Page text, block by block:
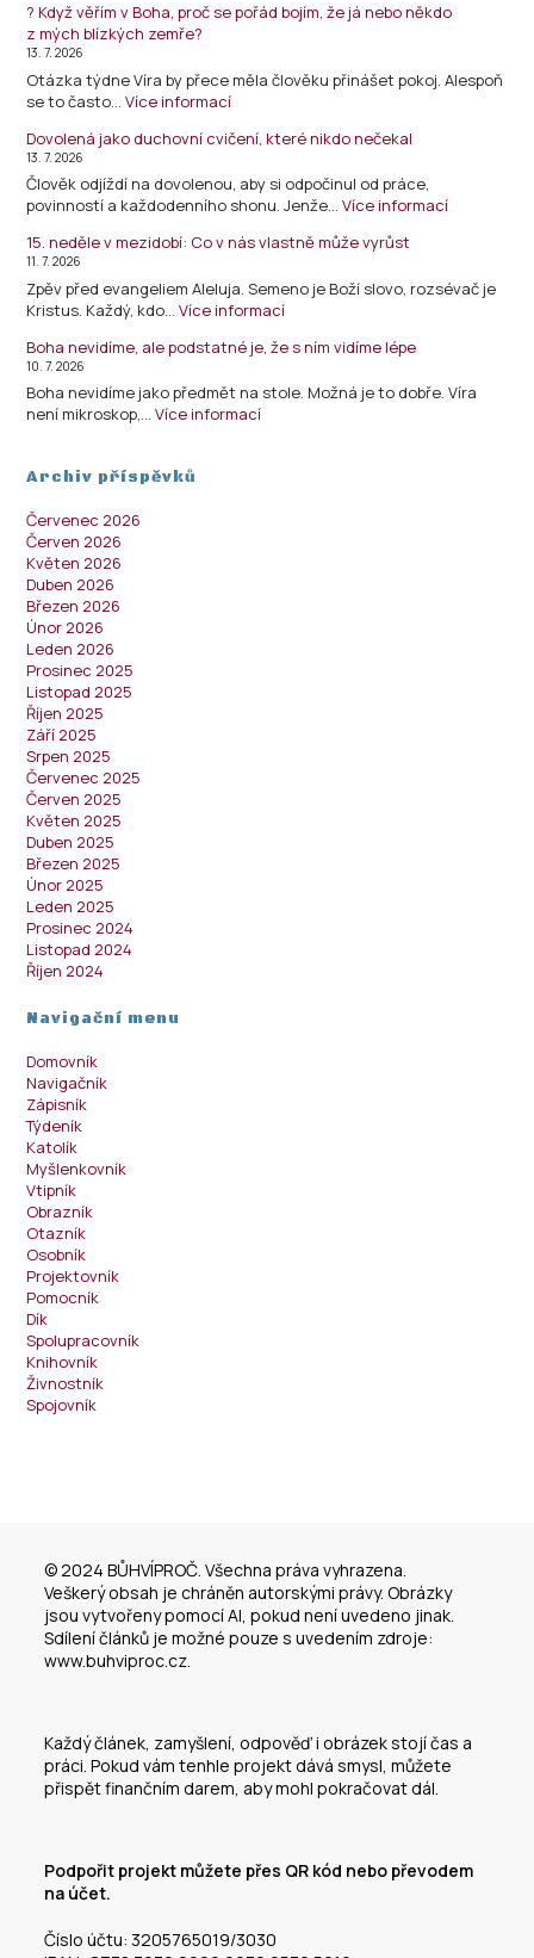
? Když věřím v Boha, proč se pořád bojím, že já nebo někdo
z mých blízkých zemře?
13. 7. 2026
Otázka týdne Víra by přece měla člověku přinášet pokoj. Alespoň
se to často…Více informací
Dovolená jako duchovní cvičení, které nikdo nečekal
13. 7. 2026
Člověk odjíždí na dovolenou, aby si odpočinul od práce,
povinností a každodenního shonu. Jenže…Více informací
15. neděle v mezidobí: Co v nás vlastně může vyrůst
11. 7. 2026
Zpěv před evangeliem Aleluja. Semeno je Boží slovo, rozsévač je
Kristus. Každý, kdo…Více informací
Boha nevidíme, ale podstatné je, že s ním vidíme lépe
10. 7. 2026
Boha nevidíme jako předmět na stole. Možná je to dobře. Víra
není mikroskop,…Více informací
Archiv příspěvků
Červenec 2026
Červen 2026
Květen 2026
Duben 2026
Březen 2026
Únor 2026
Leden 2026
Prosinec 2025
Listopad 2025
Říjen 2025
Září 2025
Srpen 2025
Červenec 2025
Červen 2025
Květen 2025
Duben 2025
Březen 2025
Únor 2025
Leden 2025
Prosinec 2024
Listopad 2024
Říjen 2024
Navigační menu
Domovník
Navigačník
Zápisník
Týdeník
Katolík
Myšlenkovník
Vtipník
Obrazník
Otazník
Osobník
Projektovník
Pomocník
Dík
Spolupracovník
Knihovník
Živnostník
Spojovník
© 2024 BŮHVÍPROČ. Všechna práva vyhrazena.
Veškerý obsah je chráněn autorskými právy. Obrázky
jsou vytvořeny pomocí AI, pokud není uvedeno jinak.
Sdílení článků je možné pouze s uvedením zdroje:
www.buhviproc.cz.
Každý článek, zamyšlení, odpověď i obrázek stojí čas a
práci. Pokud vám tenhle projekt dává smysl, můžete
přispět finančním darem, aby mohl pokračovat dál.
Podpořit projekt můžete přes QR kód nebo převodem
na účet.
Číslo účtu: 3205765019/3030